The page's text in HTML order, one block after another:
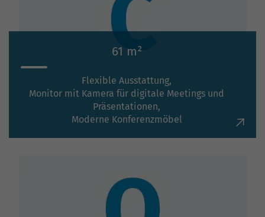
61 m²
Flexible Ausstattung,
Monitor mit Kamera für digitale Meetings und
Präsentationen,
Moderne Konferenzmöbel